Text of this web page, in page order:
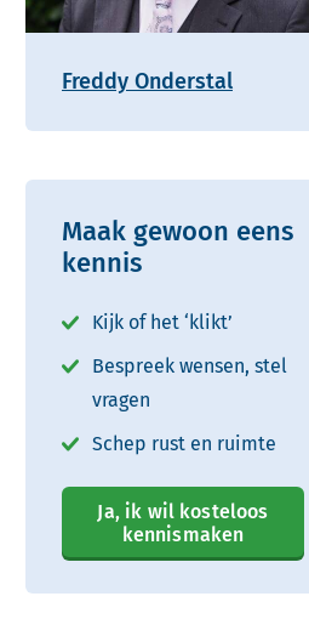
Freddy Onderstal
Maak gewoon eens
kennis
Kijk of het ‘klikt’
Bespreek wensen, stel
vragen
Schep rust en ruimte
Ja, ik wil kosteloos
kennismaken